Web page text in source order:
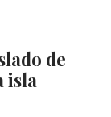
de
isla